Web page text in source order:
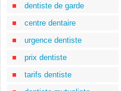
dentiste de garde
centre dentaire
urgence dentiste
prix dentiste
tarifs dentiste